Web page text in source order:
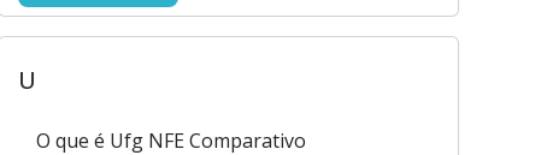
U
O que é Ufg NFE Comparativo